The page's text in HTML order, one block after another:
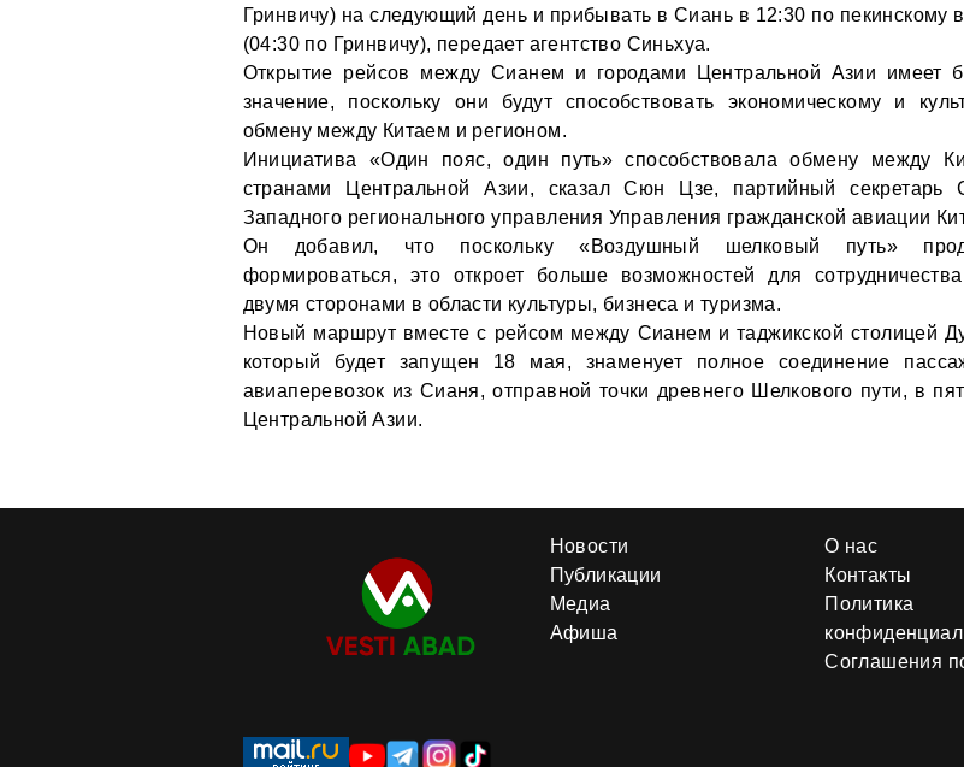
Гринвичу) на следующий день и прибывать в Сиань в 12:30 по пекинскому
(04:30 по Гринвичу), передает агентство Синьхуа.
Открытие рейсов между Сианем и городами Центральной Азии имеет
значение, поскольку они будут способствовать экономическому и
обмену между Китаем и регионом.
Инициатива «Один пояс, один путь» способствовала обмену между
странами Центральной Азии, сказал Сюн Цзе, партийный секретарь
Западного регионального управления Управления гражданской авиации
Он добавил, что поскольку «Воздушный шелковый путь»
формироваться, это откроет больше возможностей для
двумя сторонами в области культуры, бизнеса и туризма.
Новый маршрут вместе с рейсом между Сианем и таджикской столицей
который будет запущен 18 мая, знаменует полное соединение
авиаперевозок из Сианя, отправной точки древнего Шелкового пути, в
Центральной Азии.
Новости
Публикации
Медиа
Афиша
О нас
Контакты
Политика
Соглашения